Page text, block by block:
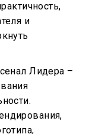
и
Лидера –